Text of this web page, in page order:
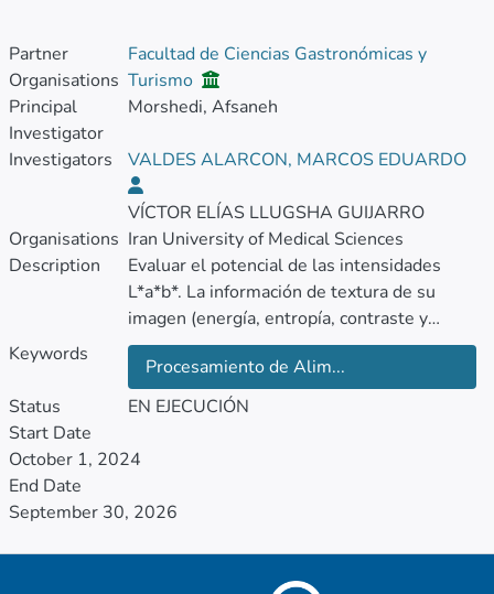
Partner
Organisations
Facultad de Ciencias Gastronómicas y
Turismo
Principal
Investigator
Morshedi, Afsaneh
Investigators VALDES ALARCON, MARCOS EDUARDO
VÍCTOR ELÍAS LLUGSHA GUIJARRO
Organisations Iran University of Medical Sciences
Description
Evaluar el potencial de las intensidades
L*a*b*. La información de textura de su
imagen (energía, entropía, contraste y
homogeneidad) para caracterizar y clasificar
la calidad de los pierogi. Medir la cinética de
cambios de color de pierogi a tres
tiempos de fritura (2, 4, 6 y 8 min).
Keywords
Procesamiento de Alim...
Status
EN EJECUCIÓN
Start Date
October 1, 2024
End Date
September 30, 2026